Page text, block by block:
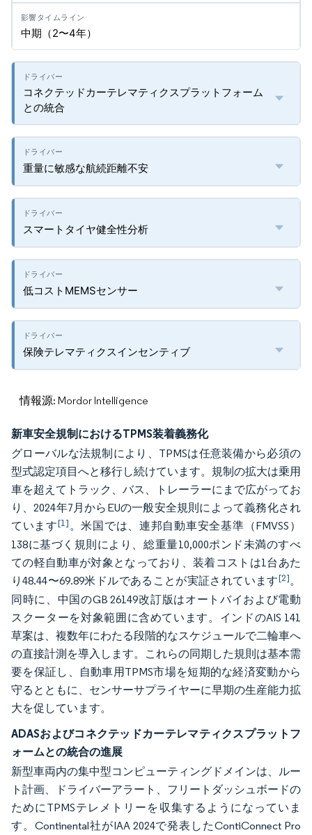
中期（2〜4年）
コネクテッドカーテレマティクスプラットフォーム
との統合
重量に敏感な航続距離不安
スマートタイヤ健全性分析
低コストMEMSセンサー
保険テレマティクスインセンティブ
情報源: Mordor Intelligence
新車安全規制におけるTPMS装着義務化
グローバルな法規制により、TPMSは任意装備から必須の
型式認定項目へと移行し続けています。規制の拡大は乗用
車を超えてトラック、バス、トレーラーにまで広がってお
り、2024年7月からEUの一般安全規則によって義務化され
ています[1]。米国では、連邦自動車安全基準（FMVSS）
138に基づく規則により、総重量10,000ポンド未満のすべ
ての軽自動車が対象となっており、装着コストは1台あた
り48.44〜69.89米ドルであることが実証されています[2]。
同時に、中国のGB 26149改訂版はオートバイおよび電動
スクーターを対象範囲に含めています。インドのAIS 141
草案は、複数年にわたる段階的なスケジュールで二輪車へ
の直接計測を導入します。これらの同期した規則は基本需
要を保証し、自動車用TPMS市場を短期的な経済変動から
守るとともに、センサーサプライヤーに早期の生産能力拡
大を促しています。
ADASおよびコネクテッドカーテレマティクスプラットフ
ォームとの統合の進展
新型車両内の集中型コンピューティングドメインは、ルー
ト計画、ドライバーアラート、フリートダッシュボードの
ためにTPMSテレメトリーを収集するようになっていま
す。Continental社がIAA 2024で発表したContiConnect Pro